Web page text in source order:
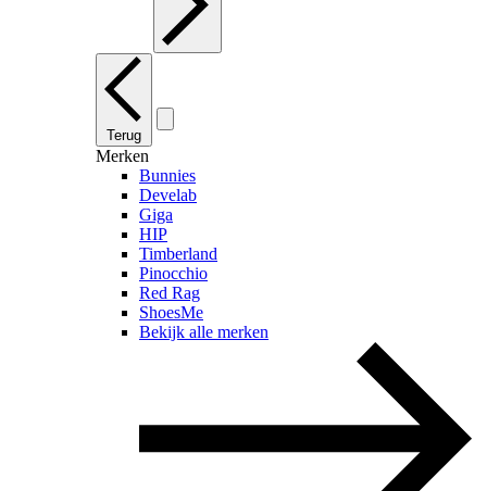
Terug
Merken
Bunnies
Develab
Giga
HIP
Timberland
Pinocchio
Red Rag
ShoesMe
Bekijk alle merken